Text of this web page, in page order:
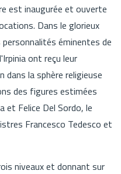
est inaugurée et ouverte
Dans le glorieux
éminentes de
ont reçu leur
la sphère religieuse
des figures estimées
et Felice Del Sordo, le
Francesco Tedesco et
niveaux et donnant sur